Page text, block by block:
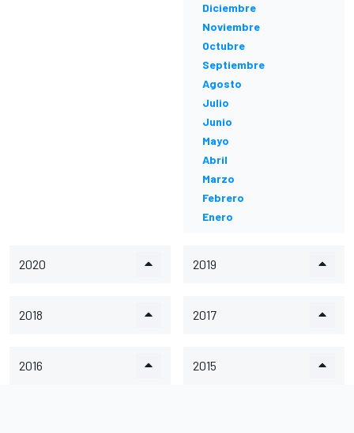
Diciembre
Noviembre
Octubre
Septiembre
Agosto
Julio
Junio
Mayo
Abril
Marzo
Febrero
Enero
2020 2019
2018 2017
2016 2015